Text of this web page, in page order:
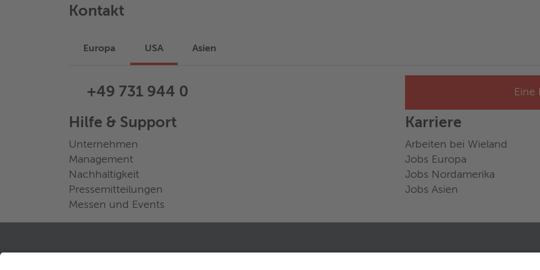
Kontakt
Europa USA Asien
+49 731 944 0 Eine
Hilfe & Support
Unternehmen
Management
Nachhaltigkeit
Pressemitteilungen
Messen und Events
Karriere
Arbeiten bei Wieland
Jobs Europa
Jobs Nordamerika
Jobs Asien